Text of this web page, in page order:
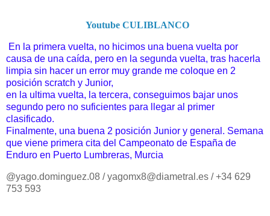
Youtube CULIBLANCO
En la primera vuelta, no hicimos una buena vuelta por
causa de una caída, pero en la segunda vuelta, tras hacerla
limpia sin hacer un error muy grande me coloque en 2
posición scratch y Junior,
en la ultima vuelta, la tercera, conseguimos bajar unos
segundo pero no suficientes para llegar al primer
clasificado.
Finalmente, una buena 2 posición Junior y general. Semana
que viene primera cita del Campeonato de España de
Enduro en Puerto Lumbreras, Murcia
@yago.dominguez.08 / yagomx8@diametral.es / +34 629
753 593